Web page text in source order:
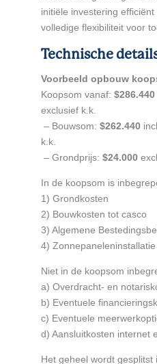
initiële investering
volledige flexibiliteit voor
Technische
Voorbeeld opbouw
Koopsom vanaf: $286.440
exclusief k.k.
– Bouwsom: $262.440
k.k.
– Grondprijs: $24.000
In de koopsom is
1) Grondkosten
2) Bouwkosten tot casco
3) Algemene
4) Zonnepaneleninstallatie
Niet in de koopsom
a) Overdracht- en
b) Eventuele
c) Eventuele
d) Aansluitkosten internet
Het geheel wordt gesplitst